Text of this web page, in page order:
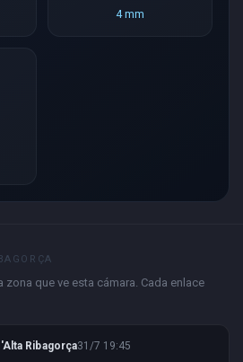
4 mm
que ve esta cámara. Cada enlace
Ribagorça31/7 19:45